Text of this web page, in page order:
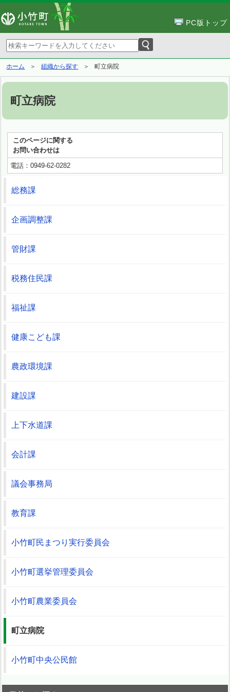
PC版トップ
ホーム 組織から探す 町立病院
町立病院
このページに関する
お問い合わせは
電話：0949-62-0282
総務課
企画調整課
管財課
税務住民課
福祉課
健康こども課
農政環境課
建設課
上下水道課
会計課
議会事務局
教育課
小竹町民まつり実行委員会
小竹町選挙管理委員会
小竹町農業委員会
町立病院
小竹町中央公民館